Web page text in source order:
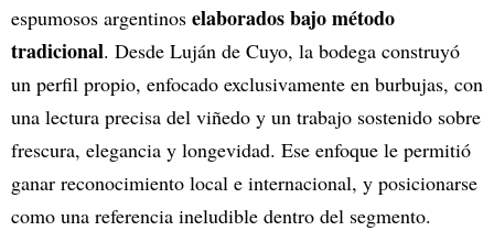
espumosos argentinos elaborados bajo método
tradicional. Desde Luján de Cuyo, la bodega construyó
un perfil propio, enfocado exclusivamente en burbujas, con
una lectura precisa del viñedo y un trabajo sostenido sobre
frescura, elegancia y longevidad. Ese enfoque le permitió
ganar reconocimiento local e internacional, y posicionarse
como una referencia ineludible dentro del segmento.